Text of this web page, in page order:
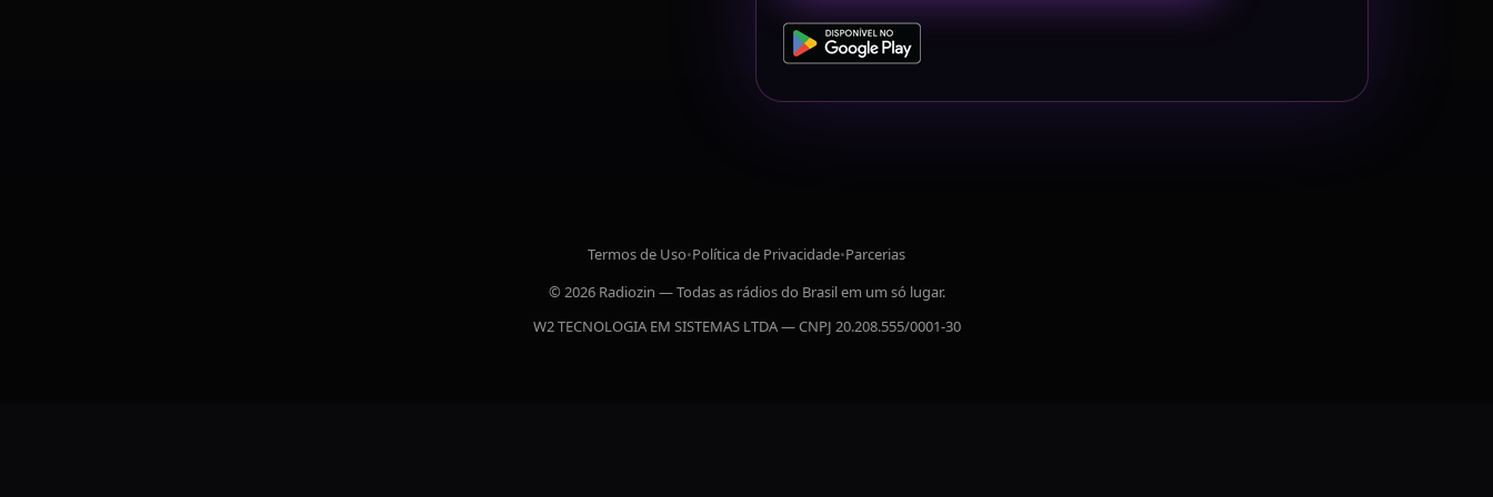
Termos de Uso•Política de Privacidade•Parcerias
© 2026 Radiozin — Todas as rádios do Brasil em um só lugar.
W2 TECNOLOGIA EM SISTEMAS LTDA — CNPJ 20.208.555/0001-30